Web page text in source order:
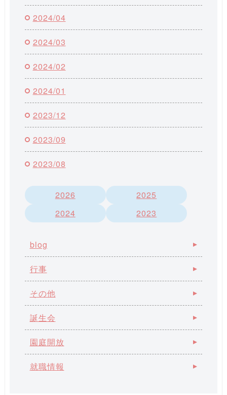
2024/04
2024/03
2024/02
2024/01
2023/12
2023/09
2023/08
2026
2025
2024
2023
blog
行事
その他
誕生会
園庭開放
就職情報